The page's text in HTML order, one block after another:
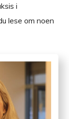
i
lese om noen